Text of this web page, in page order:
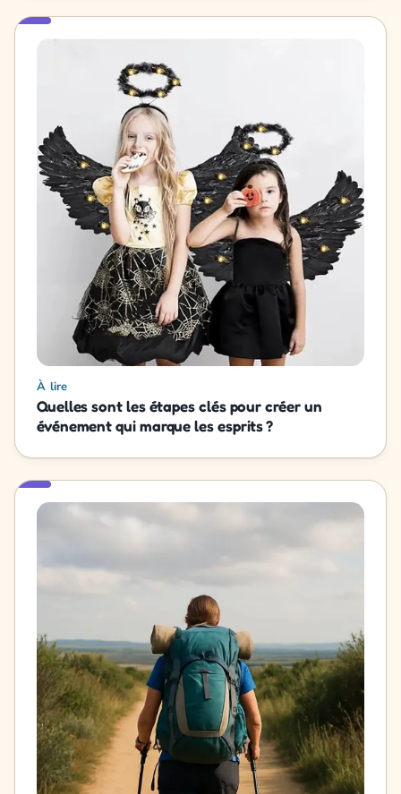
À lire
Quelles sont les étapes clés pour créer un
événement qui marque les esprits ?